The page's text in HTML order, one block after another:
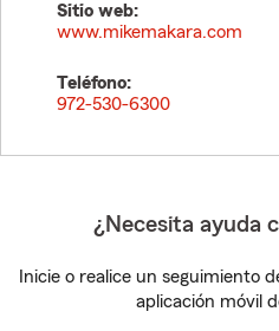
Sitio web:
www.mikemakara.com
Teléfono:
972-530-6300
¿Necesita ayuda
Inicie o realice un seguimiento
aplicación móvil